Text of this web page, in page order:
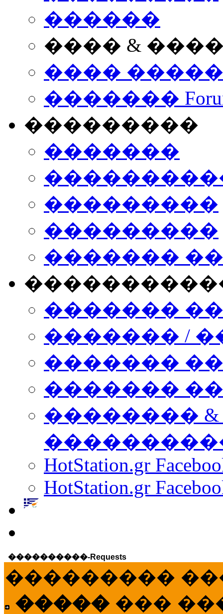
������
���� &
����
�������
���������
�������
���������
���������
�������
�������
������� /
�������
������� ���
��������
HotStation.gr
HotStation.gr
����������-Requests
���������
����� ���